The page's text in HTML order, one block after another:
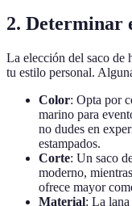
2. Determinar
La elección del saco de
tu estilo personal.
Color: Opta por
marino para
no dudes en
estampados.
Corte: Un saco
moderno,
ofrece mayor
Material: La